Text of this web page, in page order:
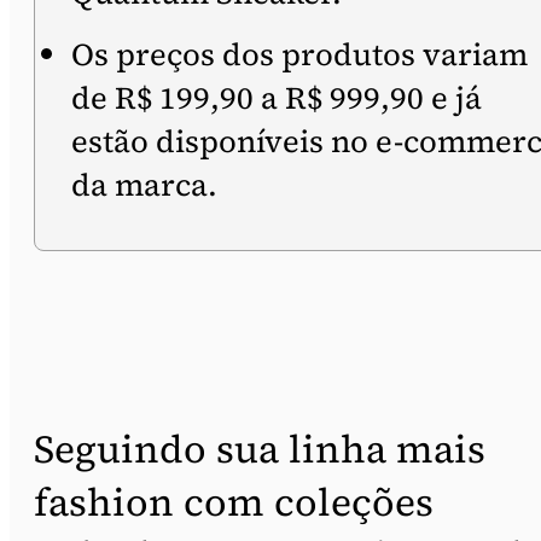
Os preços dos produtos variam
de R$ 199,90 a R$ 999,90 e já
estão disponíveis no e-
da marca.
Seguindo sua linha mais
fashion com coleções